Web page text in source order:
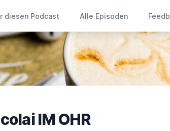
diesen Podcast Alle Episoden
IM OHR